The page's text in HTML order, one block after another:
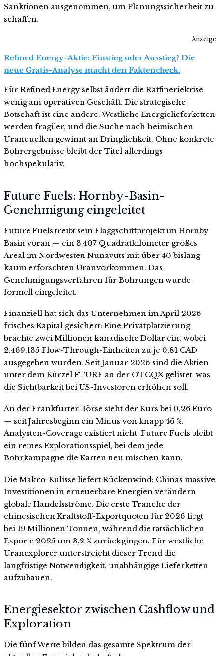
Sanktionen ausgenommen, um Planungssicherheit zu
schaffen.
Anzeige
Refined Energy-Aktie: Einstieg oder Ausstieg? Die
neue Gratis-Analyse macht den Faktencheck.
Für Refined Energy selbst ändert die Raffineriekrise
wenig am operativen Geschäft. Die strategische
Botschaft ist eine andere: Westliche Energielieferketten
werden fragiler, und die Suche nach heimischen
Uranquellen gewinnt an Dringlichkeit. Ohne konkrete
Bohrergebnisse bleibt der Titel allerdings
hochspekulativ.
Future Fuels: Hornby-Basin-
Genehmigung eingeleitet
Future Fuels treibt sein Flaggschiffprojekt im Hornby
Basin voran — ein 3.407 Quadratkilometer großes
Areal im Nordwesten Nunavuts mit über 40 bislang
kaum erforschten Uranvorkommen. Das
Genehmigungsverfahren für Bohrungen wurde
formell eingeleitet.
Finanziell hat sich das Unternehmen im April 2026
frisches Kapital gesichert: Eine Privatplatzierung
brachte zwei Millionen kanadische Dollar ein, wobei
2.469.135 Flow-Through-Einheiten zu je 0,81 CAD
ausgegeben wurden. Seit Januar 2026 sind die Aktien
unter dem Kürzel FTURF an der OTCQX gelistet, was
die Sichtbarkeit bei US-Investoren erhöhen soll.
An der Frankfurter Börse steht der Kurs bei 0,26 Euro
— seit Jahresbeginn ein Minus von knapp 46 %.
Analysten-Coverage existiert nicht. Future Fuels bleibt
ein reines Explorationsspiel, bei dem jede
Bohrkampagne die Karten neu mischen kann.
Die Makro-Kulisse liefert Rückenwind: Chinas massive
Investitionen in erneuerbare Energien verändern
globale Handelsströme. Die erste Tranche der
chinesischen Kraftstoff-Exportquoten für 2026 liegt
bei 19 Millionen Tonnen, während die tatsächlichen
Exporte 2025 um 3,2 % zurückgingen. Für westliche
Uranexplorer unterstreicht dieser Trend die
langfristige Notwendigkeit, unabhängige Lieferketten
aufzubauen.
Energiesektor zwischen Cashflow und
Exploration
Die fünf Werte bilden das gesamte Spektrum der